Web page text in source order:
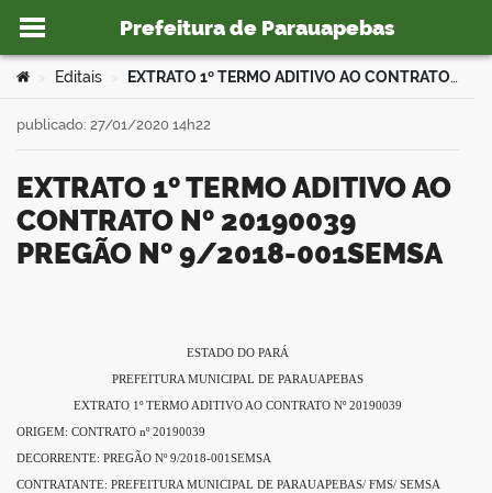
Ir para o conteúdo
Prefeitura de Parauapebas
portal
Você está aqui:
Editais EXTRATO 1º TERMO ADITIVO AO CONTRATO Nº 20190039 PREGÃO Nº 9/2018-001SEMSA
EXTRATO 1º TERMO ADITIVO AO
CONTRATO Nº 20190039
PREGÃO Nº 9/2018-001SEMSA
publicado: 27/01/2020 14h22
ESTADO DO PARÁ
PREFEITURA MUNICIPAL DE PARAUAPEBAS
EXTRATO 1º TERMO ADITIVO AO CONTRATO Nº 20190039
ORIGEM: CONTRATO nº 20190039
DECORRENTE: PREGÃO Nº 9/2018-001SEMSA
CONTRATANTE: PREFEITURA MUNICIPAL DE PARAUAPEBAS/ FMS/ SEMSA